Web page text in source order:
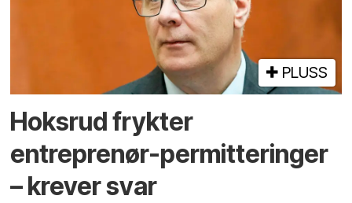
PLUSS
Hoksrud frykter
entreprenør-permitteringer
– krever svar